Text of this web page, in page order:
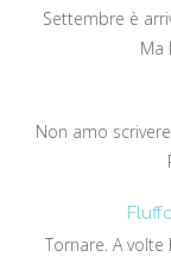
Settembre è
Ma
Non amo
Tornare. A